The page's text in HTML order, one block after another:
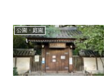
公園・庭園